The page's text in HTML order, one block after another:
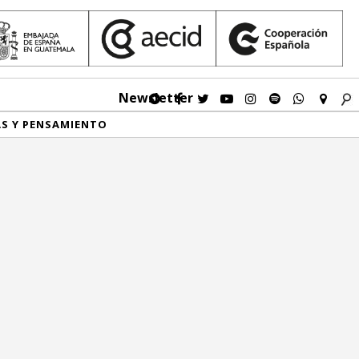
Newsletter
Y PENSAMIENTO